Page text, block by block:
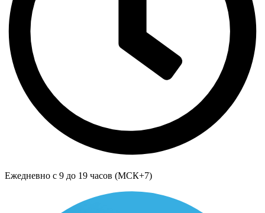
Ежедневно с 9 до 19 часов (МСК+7)